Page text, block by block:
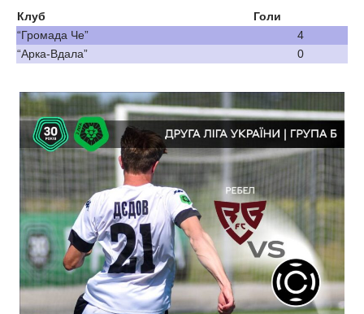
Клуб
Голи
“Громада Че”
4
“Арка-Вдала”
0